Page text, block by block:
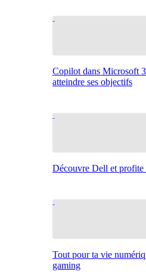
Copilot dans Microsoft
atteindre ses objectifs
Découvre Dell et profite
Tout pour ta vie
gaming